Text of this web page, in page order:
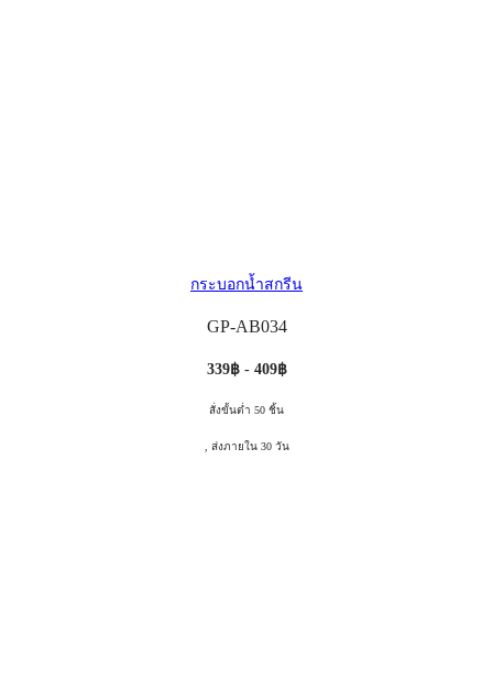
กระบอกน้ำสกรีน
GP-AB034
339฿ - 409฿
สั่งขั้นต่ำ 50 ชิ้น
, ส่งภายใน 30 วัน